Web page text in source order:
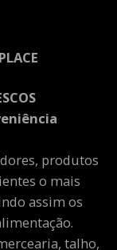
produtos
o mais
assim os
talho,